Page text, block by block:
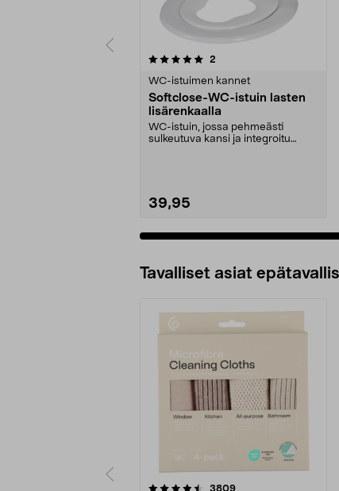
2
WC-istuimen kannet
Softclose-WC-istuin lasten
lisärenkaalla
WC-istuin, jossa pehmeästi
sulkeutuva kansi ja integroitu
39,95
4.0 viidestä
Tavalliset asiat
3809arvostelut
4.5viidestä